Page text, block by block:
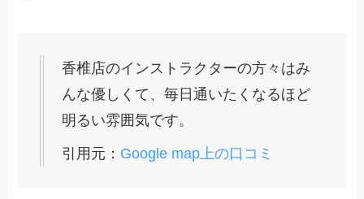
香椎店のインストラクターの方々はみ
んな優しくて、毎日通いたくなるほど
明るい雰囲気です。
引用元： Google map上の口コミ